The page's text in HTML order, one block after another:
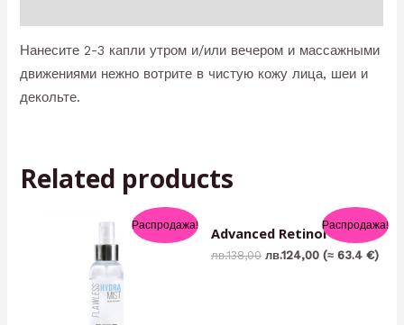
Нанесите 2-3 капли утром и/или вечером и массажными
движениями нежно вотрите в чистую кожу лица, шеи и
декольте.
Related products
Распродажа! Распродажа!
Advanced Retinol Toner
лв.138,00 лв.124,00 (≈ 63.4 €)